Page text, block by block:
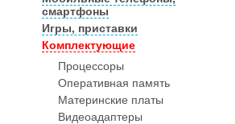
смартфоны
Игры, приставки
Комплектующие
Процессоры
Оперативная память
Материнские платы
Видеоадаптеры